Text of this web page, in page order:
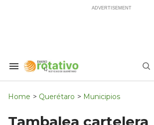
Search
Navigation
Home > Querétaro > Municipios
Tambalea cartelera